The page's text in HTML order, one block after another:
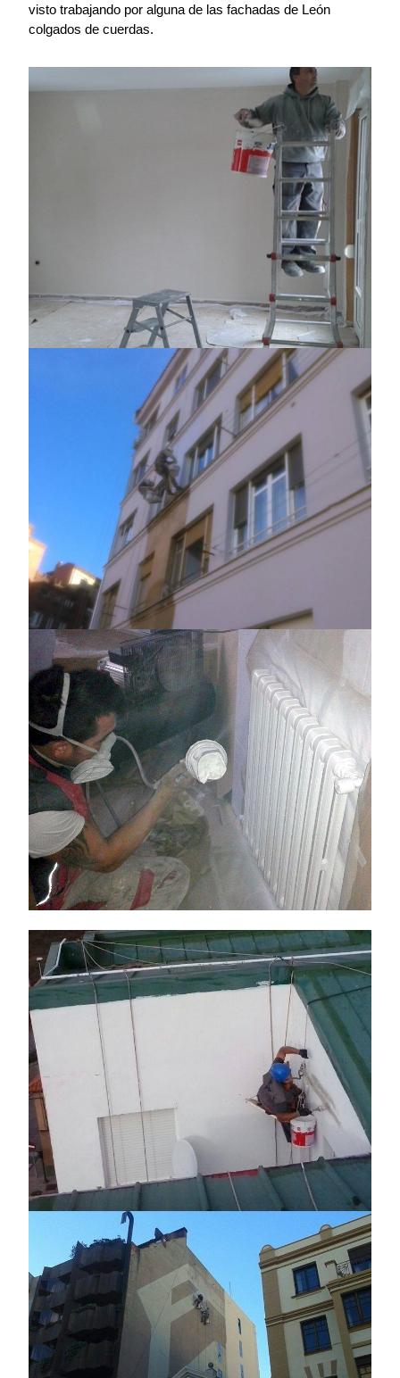
visto trabajando por alguna de las fachadas de León
colgados de cuerdas.